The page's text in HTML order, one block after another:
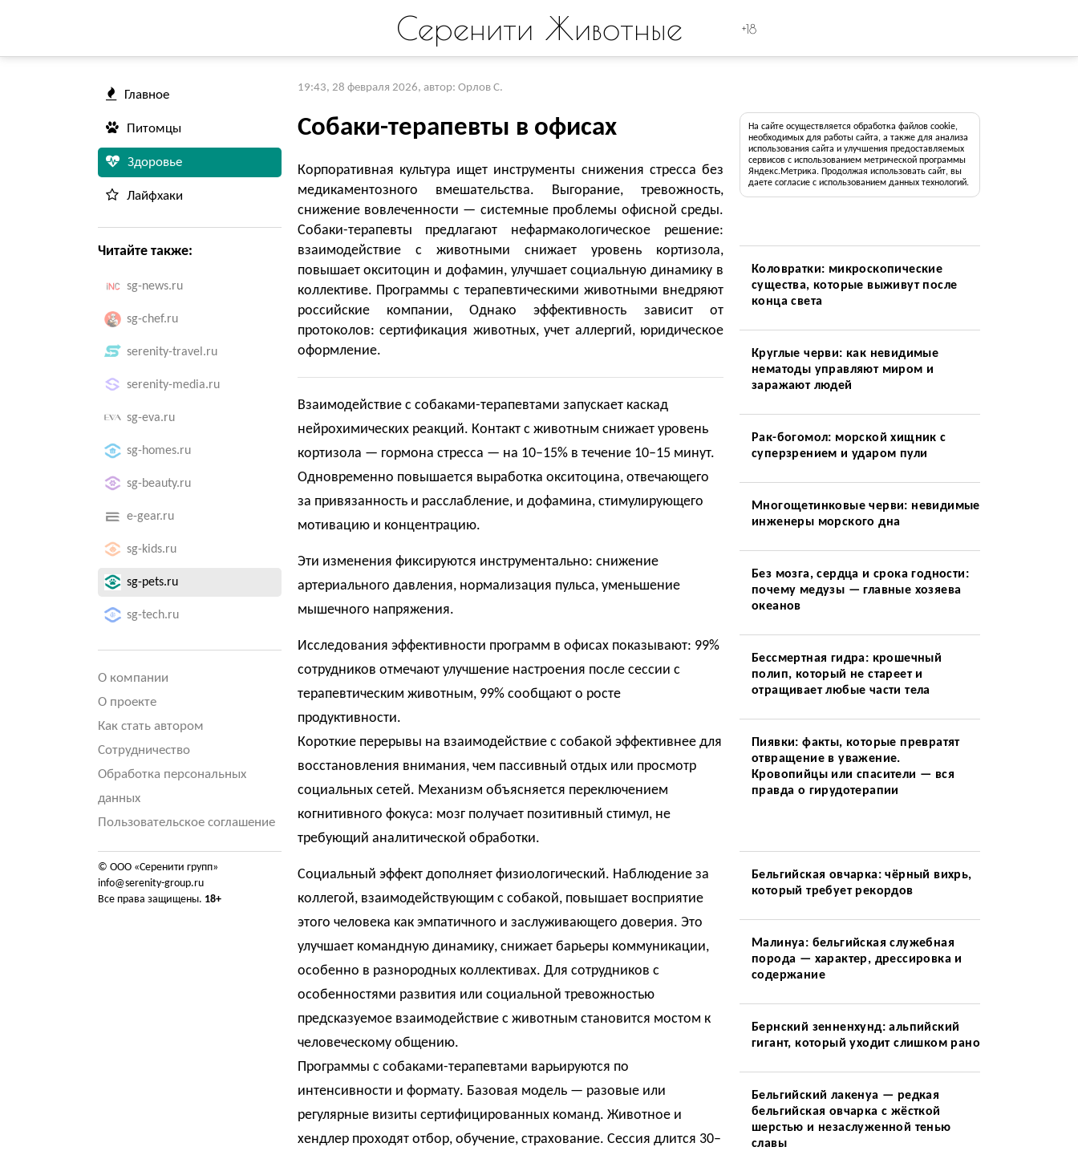
Серенити Животные +18
Главное
Питомцы
Здоровье
Лайфхаки
Читайте также:
sg-news.ru
sg-chef.ru
serenity-travel.ru
serenity-media.ru
sg-eva.ru
sg-homes.ru
sg-beauty.ru
e-gear.ru
sg-kids.ru
sg-pets.ru
sg-tech.ru
О компании
О проекте
Как стать автором
Сотрудничество
Обработка персональных
данных
Пользовательское соглашение
© ООО «Серенити групп»
info@serenity-group.ru
Все права защищены. 18+
19:43, 28 февраля 2026, автор: Орлов С.
Собаки-терапевты в офисах
Корпоративная культура ищет инструменты снижения стресса без
медикаментозного вмешательства. Выгорание, тревожность,
снижение вовлеченности — системные проблемы офисной среды.
Собаки-терапевты предлагают нефармакологическое решение:
взаимодействие с животными снижает уровень кортизола,
повышает окситоцин и дофамин, улучшает социальную динамику в
коллективе. Программы с терапевтическими животными внедряют
российские компании, Однако эффективность зависит от
протоколов: сертификация животных, учет аллергий, юридическое
оформление.
Взаимодействие с собаками-терапевтами запускает каскад
нейрохимических реакций. Контакт с животным снижает уровень
кортизола — гормона стресса — на 10–15% в течение 10–15 минут.
Одновременно повышается выработка окситоцина, отвечающего
за привязанность и расслабление, и дофамина, стимулирующего
мотивацию и концентрацию.
Эти изменения фиксируются инструментально: снижение
артериального давления, нормализация пульса, уменьшение
мышечного напряжения.
Исследования эффективности программ в офисах показывают: 99%
сотрудников отмечают улучшение настроения после сессии с
терапевтическим животным, 99% сообщают о росте
продуктивности.
Короткие перерывы на взаимодействие с собакой эффективнее для
восстановления внимания, чем пассивный отдых или просмотр
социальных сетей. Механизм объясняется переключением
когнитивного фокуса: мозг получает позитивный стимул, не
требующий аналитической обработки.
Социальный эффект дополняет физиологический. Наблюдение за
коллегой, взаимодействующим с собакой, повышает восприятие
этого человека как эмпатичного и заслуживающего доверия. Это
улучшает командную динамику, снижает барьеры коммуникации,
особенно в разнородных коллективах. Для сотрудников с
особенностями развития или социальной тревожностью
предсказуемое взаимодействие с животным становится мостом к
человеческому общению.
Программы с собаками-терапевтами варьируются по
интенсивности и формату. Базовая модель — разовые или
регулярные визиты сертифицированных команд. Животное и
хендлер проходят отбор, обучение, страхование. Сессия длится 30–
На сайте осуществляется обработка файлов cookie,
необходимых для работы сайта, а также для анализа
использования сайта и улучшения предоставляемых
сервисов с использованием метрической программы
Яндекс.Метрика. Продолжая использовать сайт, вы
даете согласие с использованием данных технологий.
Коловратки: микроскопические
существа, которые выживут после
конца света
Круглые черви: как невидимые
нематоды управляют миром и
заражают людей
Рак-богомол: морской хищник с
суперзрением и ударом пули
Многощетинковые черви: невидимые
инженеры морского дна
Без мозга, сердца и срока годности:
почему медузы — главные хозяева
океанов
Бессмертная гидра: крошечный
полип, который не стареет и
отращивает любые части тела
Пиявки: факты, которые превратят
отвращение в уважение.
Кровопийцы или спасители — вся
правда о гирудотерапии
Бельгийская овчарка: чёрный вихрь,
который требует рекордов
Малинуа: бельгийская служебная
порода — характер, дрессировка и
содержание
Бернский зенненхунд: альпийский
гигант, который уходит слишком рано
Бельгийский лакенуа — редкая
бельгийская овчарка с жёсткой
шерстью и незаслуженной тенью
славы